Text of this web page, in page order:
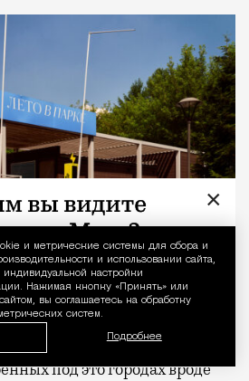
Уведомление
и метрические системы для сбора и
и использовании сайта,
настройки
Нажимая кнопку «Принять» или
вы соглашаетесь на обработку
систем.
Подробнее
Григорий Ревзинобъяснял
город когда-то
работа здесь, отдых там, в
под это городах вроде
×